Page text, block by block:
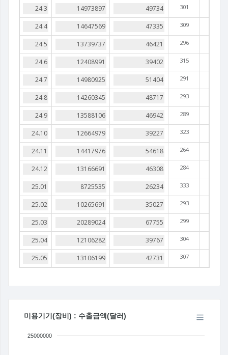
301
309
296
315
291
293
289
323
264
284
333
293
299
304
307
미용기기(장비) : 수출금액(달러)
25000000